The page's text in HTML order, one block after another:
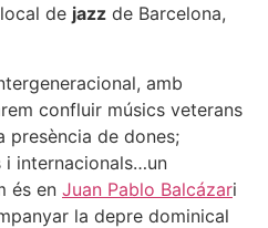
de jazz de Barcelona,
amb
confluir músics veterans
presència de dones;
i internacionals…un
és en Juan Pablo Balcázari
la depre dominical